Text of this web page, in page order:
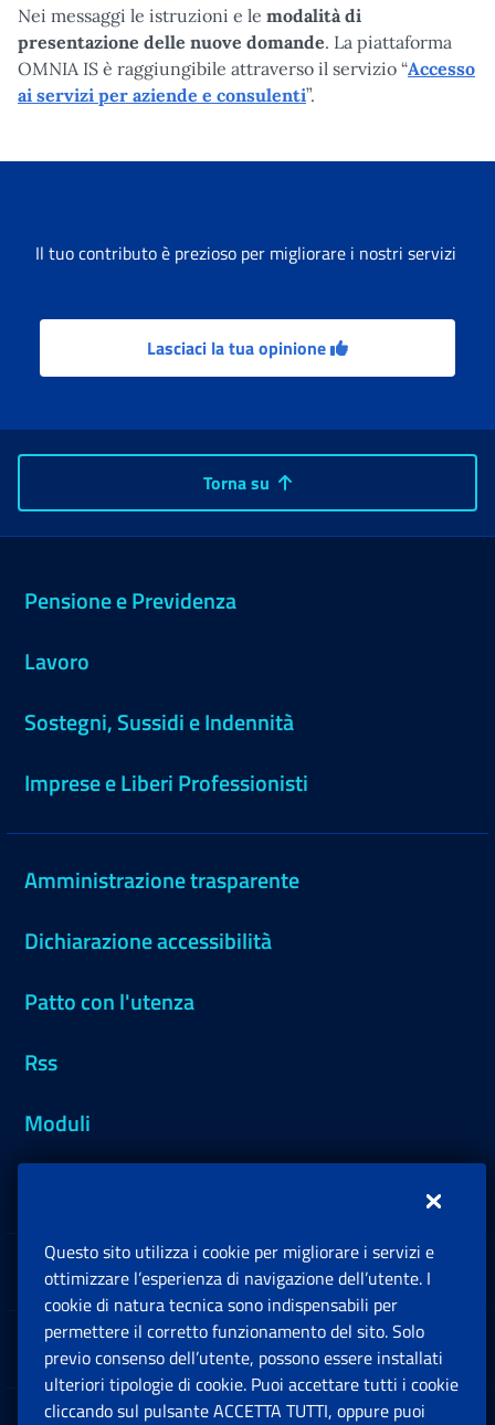
Nei messaggi le istruzioni e le modalità di
presentazione delle nuove domande. La piattaforma
OMNIA IS è raggiungibile attraverso il servizio “Accesso
ai servizi per aziende e consulenti”.
Il tuo contributo è prezioso per migliorare i nostri servizi
Lasciaci la tua opinione
Torna su
Pensione e Previdenza
Lavoro
Sostegni, Sussidi e Indennità
Imprese e Liberi Professionisti
Amministrazione trasparente
Dichiarazione accessibilità
Patto con l'utenza
Rss
Moduli
Sedi e Contatti
Software
Questo sito utilizza i cookie per migliorare i servizi e
ottimizzare l’esperienza di navigazione dell’utente. I
cookie di natura tecnica sono indispensabili per
permettere il corretto funzionamento del sito. Solo
previo consenso dell’utente, possono essere installati
ulteriori tipologie di cookie. Puoi accettare tutti i cookie
cliccando sul pulsante ACCETTA TUTTI, oppure puoi